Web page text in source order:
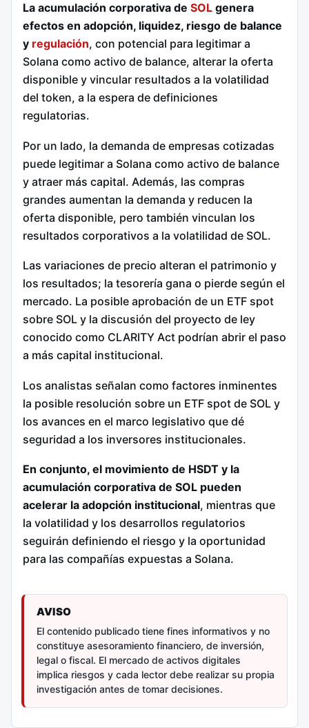
La acumulación corporativa de SOL genera
efectos en adopción, liquidez, riesgo de balance
y regulación, con potencial para legitimar a
Solana como activo de balance, alterar la oferta
disponible y vincular resultados a la volatilidad
del token, a la espera de definiciones
regulatorias.
Por un lado, la demanda de empresas cotizadas
puede legitimar a Solana como activo de balance
y atraer más capital. Además, las compras
grandes aumentan la demanda y reducen la
oferta disponible, pero también vinculan los
resultados corporativos a la volatilidad de SOL.
Las variaciones de precio alteran el patrimonio y
los resultados; la tesorería gana o pierde según el
mercado. La posible aprobación de un ETF spot
sobre SOL y la discusión del proyecto de ley
conocido como CLARITY Act podrían abrir el paso
a más capital institucional.
Los analistas señalan como factores inminentes
la posible resolución sobre un ETF spot de SOL y
los avances en el marco legislativo que dé
seguridad a los inversores institucionales.
En conjunto, el movimiento de HSDT y la
acumulación corporativa de SOL pueden
acelerar la adopción institucional, mientras que
la volatilidad y los desarrollos regulatorios
seguirán definiendo el riesgo y la oportunidad
para las compañías expuestas a Solana.
AVISO
El contenido publicado tiene fines informativos y no
constituye asesoramiento financiero, de inversión,
legal o fiscal. El mercado de activos digitales
implica riesgos y cada lector debe realizar su propia
investigación antes de tomar decisiones.